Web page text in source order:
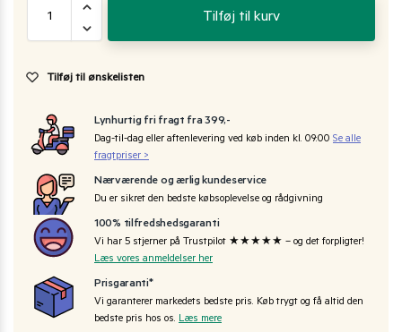
Tilføj til kurv
Tilføj til ønskelisten
Lynhurtig fri fragt fra 399,-
Dag-til-dag eller aftenlevering ved køb inden kl. 09:00 Se alle
fragtpriser >
Nærværende og ærlig kundeservice
Du er sikret den bedste købsoplevelse og rådgivning
100% tilfredshedsgaranti
Vi har 5 stjerner på Trustpilot ★★★★★ – og det forpligter!
Læs vores anmeldelser her
Prisgaranti*
Vi garanterer markedets bedste pris. Køb trygt og få altid den
bedste pris hos os. Læs mere